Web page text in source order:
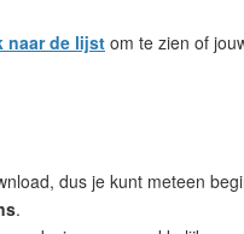
naar de lijst om te zien of
dus je kunt meteen
.